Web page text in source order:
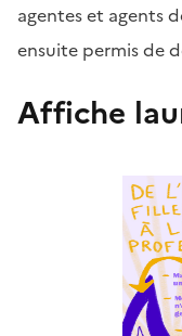
agentes et agents
ensuite permis de
Affiche